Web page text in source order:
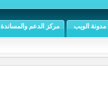
مدونة الويب مركز الدعم والمساندة